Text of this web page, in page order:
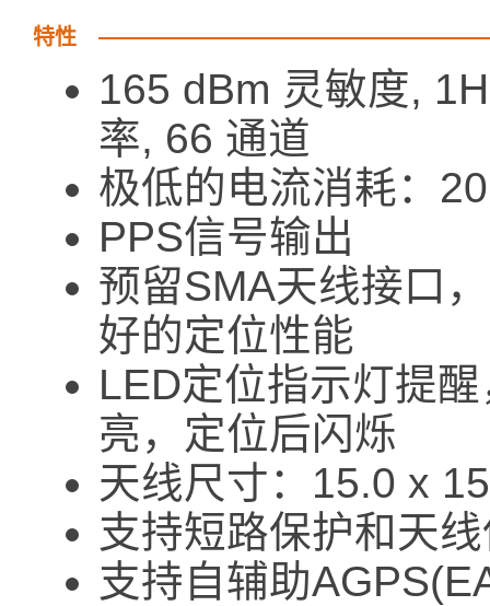
特性
165 dBm 灵敏度,
率, 66 通道
极低的电流消耗：
PPS信号输出
预留SMA天线接口
好的定位性能
LED定位指示灯提
亮，定位后闪烁
天线尺寸：15.0 x
支持短路保护和天
支持自辅助